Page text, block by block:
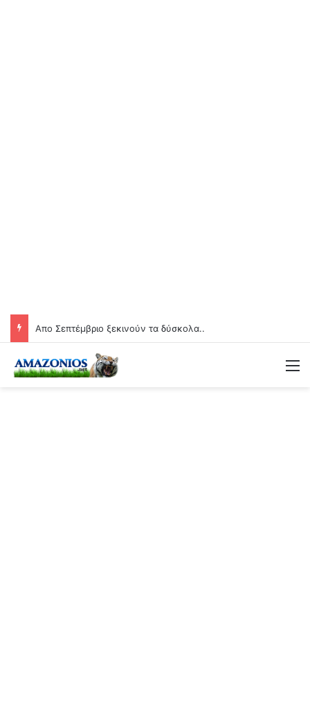
Απο Σεπτέμβριο ξεκινούν τα δύσκολα..